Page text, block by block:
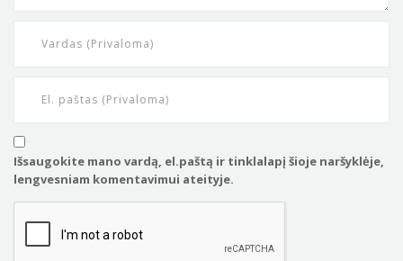
Išsaugokite mano vardą, el.paštą ir tinklalapį šioje naršyklėje,
lengvesniam komentavimui ateityje.